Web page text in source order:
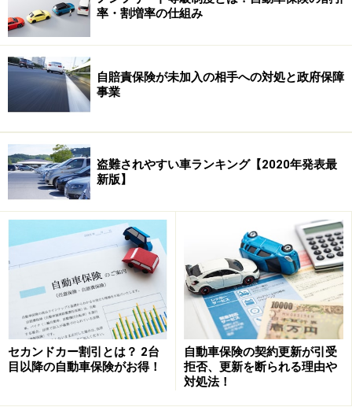
ガイドも若い頃に一度、物損事故を起こしたことがあり
ます。相手の車にかすった程度でお互いにケガはありま
せんでしたが、気が動転していて警察に電話をしたのま
では覚えていますが、その後何をしたのかよく覚えてい
ません。一緒に乗っていた家族が保険会社に電話をし
戚に迎えに来てもらって散々怒られながら帰路についた
ことをうっすらと覚えています。
ガイドのように事故を起こしてパニックになるのは珍し
いことではありません。だから、何をすればいいかわか
らずいきなり保険会社に連絡したとしても、大半は「ケ
ガ人はいますか？」「警察に届けましたか？」などの質
問により適切な行動をナビゲートしてくれます。しかし
それ以降に関しては、保険会社の対応によって事故によ
る不安や事故解決の納得感が違います。保険料だけでな
く、事故対応についてもしっかりチェックしておくこと
は、イザの安心に大きく左右するのです。
率・割増率の仕組み
自賠責保険が未加入の相手への対処と政府保障
事業
盗難されやすい車ランキング【2020年発表最
新版】
セカンドカー割引とは？ 2台
目以降の自動車保険がお得！
自動車保険の契約更新が引受
拒否、更新を断られる理由や
対処法！